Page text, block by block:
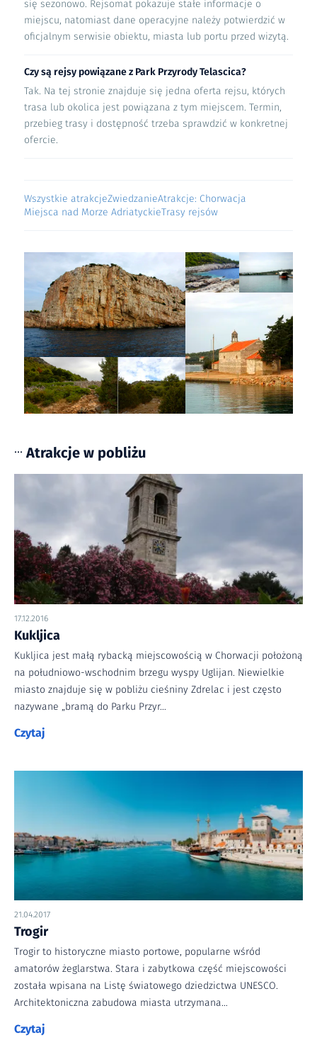
się sezonowo. Rejsomat pokazuje stałe informacje o
miejscu, natomiast dane operacyjne należy potwierdzić w
oficjalnym serwisie obiektu, miasta lub portu przed wizytą.
Czy są rejsy powiązane z Park Przyrody Telascica?
Tak. Na tej stronie znajduje się jedna oferta rejsu, których
trasa lub okolica jest powiązana z tym miejscem. Termin,
przebieg trasy i dostępność trzeba sprawdzić w konkretnej
ofercie.
Wszystkie atrakcjeZwiedzanieAtrakcje: Chorwacja
Miejsca nad Morze AdriatyckieTrasy rejsów
••• Atrakcje w pobliżu
17.12.2016
Kukljica
Kukljica jest małą rybacką miejscowością w Chorwacji położoną
na południowo-wschodnim brzegu wyspy Uglijan. Niewielkie
miasto znajduje się w pobliżu cieśniny Zdrelac i jest często
nazywane „bramą do Parku Przyr…
Czytaj
21.04.2017
Trogir
Trogir to historyczne miasto portowe, popularne wśród
amatorów żeglarstwa. Stara i zabytkowa część miejscowości
została wpisana na Listę światowego dziedzictwa UNESCO.
Architektoniczna zabudowa miasta utrzymana…
Czytaj